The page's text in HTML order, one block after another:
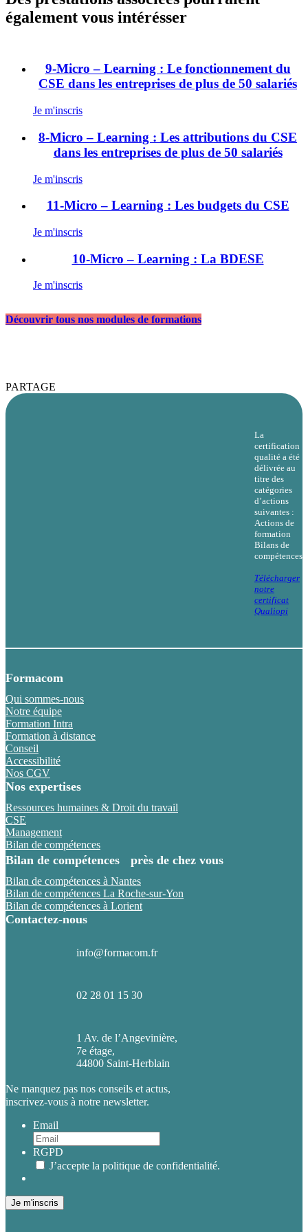
également vous intérésser
9-Micro – Learning : Le fonctionnement du
CSE dans les entreprises de plus de 50 salariés
Je m'inscris
8-Micro – Learning : Les attributions du CSE
dans les entreprises de plus de 50 salariés
Je m'inscris
11-Micro – Learning : Les budgets du CSE
Je m'inscris
10-Micro – Learning : La BDESE
Je m'inscris
Découvrir tous nos modules de formations
PARTAGE
La
certification
qualité a été
délivrée au
titre des
catégories
d’actions
suivantes :
Actions de
formation
Bilans de
compétences
Télécharger
notre
certificat
Qualiopi
Formacom
Qui sommes-nous
Notre équipe
Formation Intra
Formation à distance
Conseil
Accessibilité
Nos CGV
Nos expertises
Ressources humaines & Droit du travail
CSE
Management
Bilan de compétences
Bilan de compétences près de chez vous
Bilan de compétences à Nantes
Bilan de compétences La Roche-sur-Yon
Bilan de compétences à Lorient
Contactez-nous
info@formacom.fr
02 28 01 15 30
1 Av. de l’Angevinière,
7e étage,
44800 Saint-Herblain
Ne manquez pas nos conseils et actus,
inscrivez-vous à notre newsletter.
Email
RGPD
J’accepte la politique de confidentialité.
Je m'inscris